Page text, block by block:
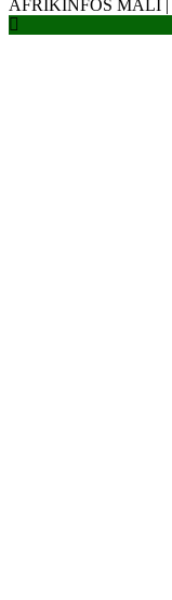
AFRIKINFOS MALI |